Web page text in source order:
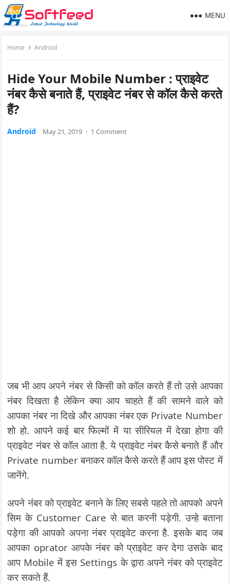
MENU
Home Android
Hide Your Mobile Number : प्राइवेट
नंबर कैसे बनाते हैं, प्राइवेट नंबर से कॉल कैसे करते
हैं?
Android May 21, 2019 · 1 Comment
जब भी आप अपने नंबर से किसी को कॉल करते हैं तो उसे आपका
नंबर दिखता है लेकिन क्या आप चाहते हैं की सामने वाले को
आपका नंबर ना दिखे और आपका नंबर एक Private Number
शो हो. आपने कई बार फिल्मों में या सीरियल में देखा होगा की
प्राइवेट नंबर से कॉल आता है. ये प्राइवेट नंबर कैसे बनाते हैं और
Private number बनाकर कॉल कैसे करते हैं आप इस पोस्ट में
जानेंगे.
अपने नंबर को प्राइवेट बनाने के लिए सबसे पहले तो आपको अपने
सिम के Customer Care से बात करनी पड़ेगी. उन्हे बताना
पड़ेगा की आपको अपना नंबर प्राइवेट करना है. इसके बाद जब
आपका oprator आपके नंबर को प्राइवेट कर देगा उसके बाद
आप Mobile में इस Settings के द्वारा अपने नंबर को प्राइवेट
कर सकते हैं.